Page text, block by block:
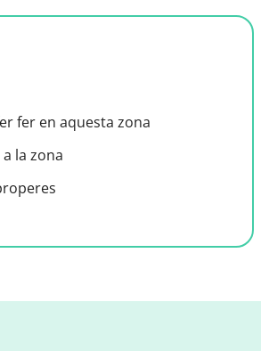
fer en aquesta zona
la zona